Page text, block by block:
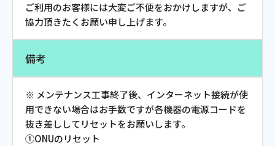
おトクなプラン
パンフレット・チラシ
お知らせ
ご利用のお客様には大変ご不便をおかけしますが、ご
協力頂きたくお願い申し上げます。
備考
※ メンテナンス工事終了後、インターネット接続が使
用できない場合はお手数ですが各機器の電源コードを
抜き差ししてリセットをお願いします。
①ONUのリセット